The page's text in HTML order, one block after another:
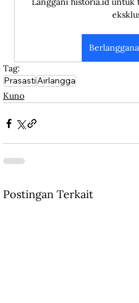
Tag:
PrasastiAirlangga
Kuno
Postingan Terkait